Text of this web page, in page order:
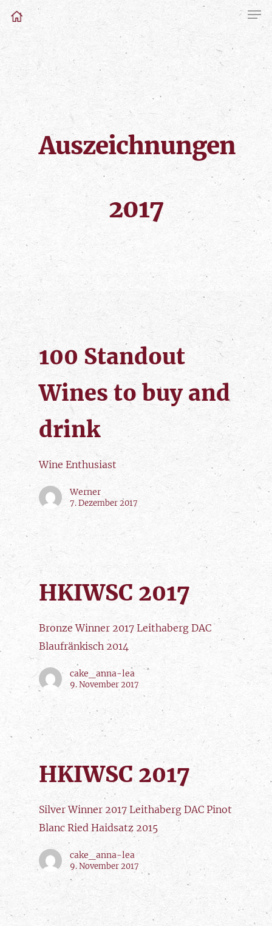
Auszeichnungen
2017
100 Standout
Wines to buy and
drink
Wine Enthusiast
Werner
7. Dezember 2017
HKIWSC 2017
Bronze Winner 2017 Leithaberg DAC
Blaufränkisch 2014
cake_anna-lea
9. November 2017
HKIWSC 2017
Silver Winner 2017 Leithaberg DAC Pinot
Blanc Ried Haidsatz 2015
cake_anna-lea
9. November 2017